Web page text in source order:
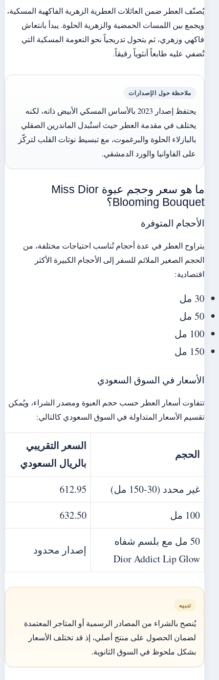
يُصنّف العطر ضمن العائلات العطرية الزهرية الفاكهية المسكية،
ويجمع بين اللمسات الحمضية والزهرية الحلوة. يبدأ بانتعاش
فاكهي وزهري، ثم يتحول تدريجياً نحو النعومة المسكية التي
تُضفي عليه طابعاً أنثوياً رقيقاً.
ملاحظة حول الإصدارات
يحتفظ إصدار 2023 بالأساس المسكي الأبيض ذاته، لكنه
يختلف في مقدمة العطر حيث استُبدل الماندرين الصقلي
بالبازلاء الحلوة والبرغموت، مع تبسيط نوتات القلب لتركّز
على الفاوانيا والورد الدمشقي.
ما هو سعر وحجم عبوة Miss Dior
Blooming Bouquet؟
الأحجام المتوفرة
يتراوح العطر في عدة أحجام تُناسب احتياجات مختلفة، من
الحجم الصغير الملائم للسفر إلى الأحجام الكبيرة الأكثر
اقتصادية:
30 مل
50 مل
100 مل
150 مل
الأسعار في السوق السعودي
تتفاوت أسعار العطر حسب حجم العبوة ومصدر الشراء، ويُمكن
تقسيم الأسعار المتداولة في السوق السعودي كالتالي:
الحجم
السعر التقريبي
بالريال السعودي
غير محدد (30-150 مل)
612.95
100 مل
632.50
50 مل مع بلسم شفاه
Dior Addict Lip Glow
إصدار محدود
تنبيه
يُنصح بالشراء من المصادر الرسمية أو المتاجر المعتمدة
لضمان الحصول على منتج أصلي، إذ قد تختلف الأسعار
بشكل ملحوظ في السوق الثانوية.